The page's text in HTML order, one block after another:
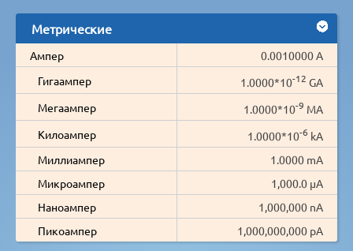
Метрические
Ампер
0.0010000 A
Гигаампер
1.0000*10-12 GA
Мегаампер
1.0000*10-9 MA
Килоампер
1.0000*10-6 kA
Миллиампер
1.0000 mA
Микроампер
1,000.0 µA
Наноампер
1,000,000 nA
Пикоампер
1,000,000,000 pA